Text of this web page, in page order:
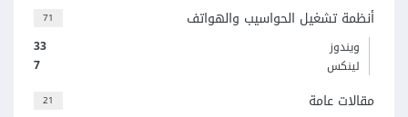
71 أنظمة تشغيل الحواسيب والهواتف
33
ويندوز
7
لينكس
21
مقالات عامة